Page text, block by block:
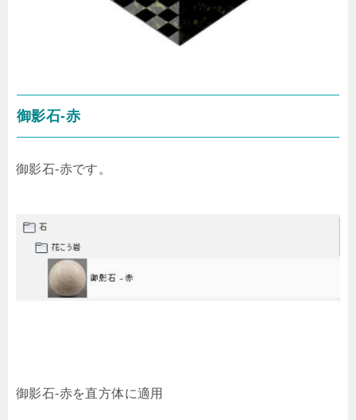
御影石-赤
御影石-赤です。
御影石-赤を直方体に適用